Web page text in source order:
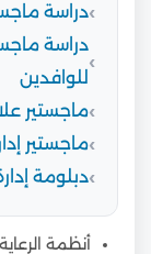
دراسة
دراسة
للوافدين
ماجستير
ماجستير
دبلومة
أنظمة